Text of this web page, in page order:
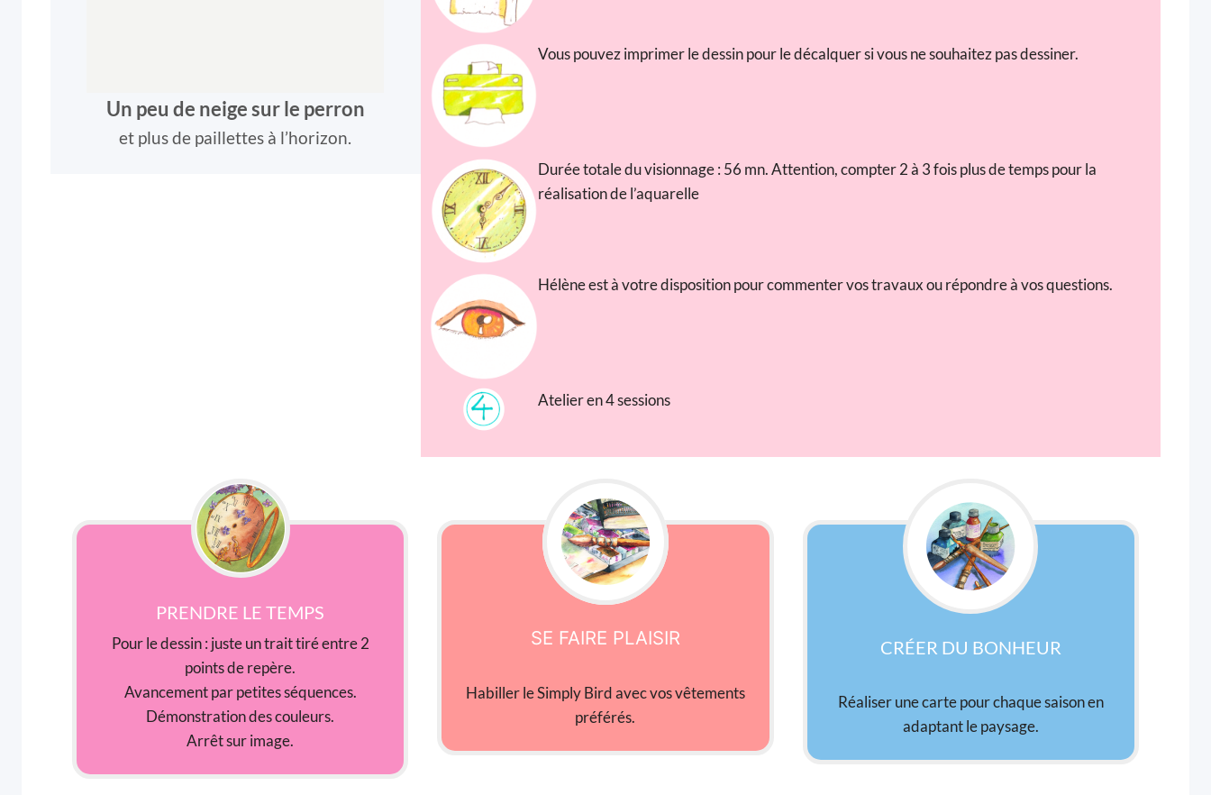
Un peu de neige sur le perron
et plus de paillettes à l’horizon.
Vous pouvez imprimer le dessin pour le décalquer si vous ne souhaitez pas dessiner.
Durée totale du visionnage : 56 mn. Attention, compter 2 à 3 fois plus de temps pour la
réalisation de l’aquarelle
Hélène est à votre disposition pour commenter vos travaux ou répondre à vos questions.
Atelier en 4 sessions
PRENDRE LE TEMPS
Pour le dessin : juste un trait tiré entre 2
points de repère.
Avancement par petites séquences.
Démonstration des couleurs.
Arrêt sur image.
SE FAIRE PLAISIR
Habiller le Simply Bird avec vos vêtements
préférés.
CRÉER DU BONHEUR
Réaliser une carte pour chaque saison en
adaptant le paysage.